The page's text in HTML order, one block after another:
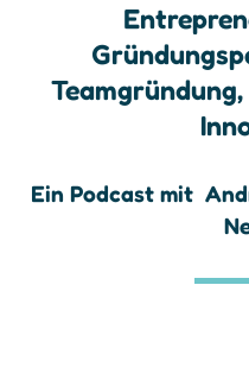
Ein Podcast mit